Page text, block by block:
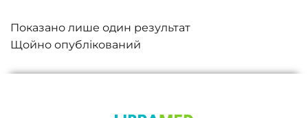
Показано лише один результат